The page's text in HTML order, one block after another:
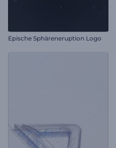
Epische Sphäreneruption Logo